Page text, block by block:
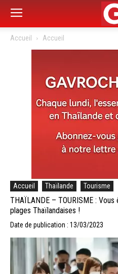
Accueil Accueil
Accueil Thaïlande Tourisme
THAÏLANDE – TOURISME :
plages Thaïlandaises !
Date de publication : 13/03/2023